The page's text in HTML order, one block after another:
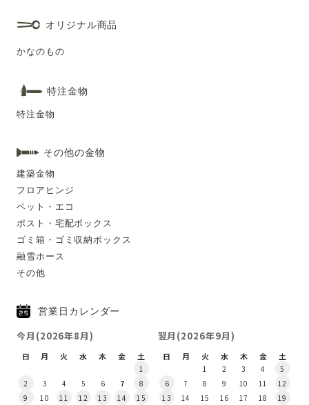
オリジナル商品
かなのもの
特注金物
特注金物
その他の金物
建築金物
フロアヒンジ
ペット・エコ
ポスト・宅配ボックス
ゴミ箱・ゴミ収納ボックス
融雪ホース
その他
営業日カレンダー
今月(2026年8月)
日 月 火 水 木 金 土
1
2
3 4 5 6 7
8
9
10 11 12 13 14
15
翌月(2026年9月)
日 月 火 水 木 金 土
1 2 3 4
5
6
7 8 9 10 11
12
13
14 15 16 17 18
19